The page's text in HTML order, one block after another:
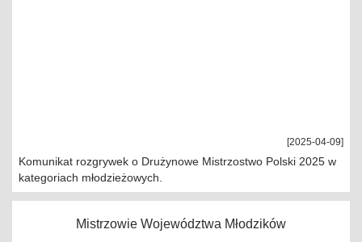
[2025-04-09]
Komunikat rozgrywek o Drużynowe Mistrzostwo Polski 2025 w
kategoriach młodzieżowych.
Mistrzowie Województwa Młodzików